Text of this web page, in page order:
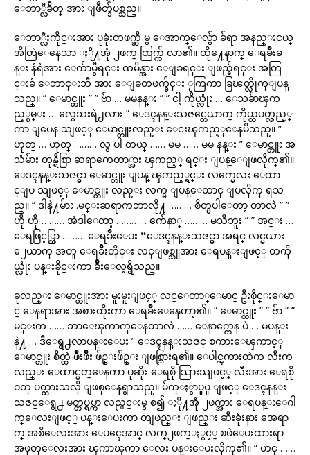
ေဘာ္လီခ်ိတ္ အား ျဖဳတ္ခ်ပစ္သည္။
ေဘာ္လီးကိုင္းအား ပုခုံးတဖက္ဆီ မွ ေအာက္ေလွ်ာ ခ်ရာ အနည္းငယ္
အိတြဲေနေသာ ႏို႔အုံ ၂ဖက္ ထြက္က် လာ၏။ ထို႔ေနာက္ ေရခ်ိဳးခ
န္း နံရံအား ေက်ာမွီရင္း ထမိန္အား ေျခရင္း ျဖည္ခ်ရင္း အတြ
င္းခံ ေဘာင္းဘီ အား ေျခတဖက္ခ်င္း ႂကြကာ ခြၽတ္လိုက္ျပန္
သည္။ ” ေမာင္တူး ” ” ဗ်ာ … မမနန္း ” ” ငါ့ ကိုယ္လုံး … ေသခ်ာၾက
ည့္စမ္း … လွေသးရဲ႕လား ” ေဒၚနန္းသဇင္တေယာက္ ကိုယ္တပတ္လွည့္
ကာ ျပေန သျဖင့္ ေမာင္တူးလည္း ေငးၾကည့္ေနမိသည္။ ”
ဟုတ္ … ဟုတ္ ……… လွ ပါ တယ္ …… မမ …… မမ နန္း ” ေမာင္တူး အ
သံမ်ား တုန္ရီစြာ ဆရာကေတာ္အား ၾကည့္ ရင္း ျပန္ေျဖလိုက္၏။
ေဒၚနန္းသဇင္မွာ ေမာင္တူး ျပန္ ၾကည့္ရင္း လက္မေလး ေထာ
င္ျပ သျဖင့္ ေမာင္တူး လည္း လက္မ ျပန္ေထာင္ ျပလိုက္ ရသ
ည္။ ” ဒါနဲ႔မ်ား .မင္းဆရာကဘာလို႔ ……… စိတ္မပါေတာ့ တာလဲ ” ”
ဟို ဟို ……… အဲဒါေတာ့ ………… က်ေနာ္ ……… မသိဘူး ” ” အင္း …
ေရဖြင့္ကြာ ……… ေရခ်ိဳးေပး “ေဒၚနန္းသဇင္မွာ အရင္ လင္မယား
၂ေယာက္ အတူ ေရခ်ိဳးတိုင္း လင္ျဖစ္သူအား ေရပန္းျဖင့္ တကို
ယ္လုံး ပန္းခိုင္းကာ ခ်ိဳးေလ့ရွိသည္။
ခုလည္း ေမာင္တူးအား မူးမူးျဖင့္ လင္ေတာ္ေမာင္ ဦးစိုင္းေမာ
င္ ေနရာအား အစားထိုးကာ ေရခ်ိဳးေနေတာ့၏။ ” ေမာင္တူး ” ” ဗ်ာ ” ”
မင္းက …… ဘာေၾကာက္ေနတာလဲ …… ေနာက္ကေန ပဲ … မပန္း
နဲ႔ … ဒီေရွ႕လာပန္းေပး ” ေဒၚနန္းသဇင္ စကားေၾကာင့္
ေမာင္တူး စိတ္ထဲ ဖ်ိဳးဖ်ိဳး ဖ်ဥ္းဖ်ဥ္း ျဖစ္သြားရ၏။ ေပါင္ၾကားထဲက လီးက
လည္း ေထာင္မတ္ေနကာ ပုဆိုး ေရစို သြားသျဖင့္ လီးအား ေရစို
ဝတ္ ပတ္ထားသလို ျဖစ္ေနရွာသည္။ မ်က္ႏွာပူပူ ျဖင့္ ေဒၚနန္း
သဇင္ေရွ႕ မတ္တပ္ရပ္ကာ လည္ပင္းမွ စ၍ ႏို႔အုံ ၂ဖက္အား ေရပန္းေဂါ
က္ေလးျဖင့္ ပန္းေပးကာ တျဖည္း ျဖည္း ဆီးခုံးနား အေရာ
က္ အစိေလးအား ေပၚေအာင္ လက္၂ဖက္ႏွင့္ ၿဖဲေပးထားရာ
အဖုတ္ေလးအား ၾကာၾကာ ေလး ပန္းေပးလိုက္၏။ ” ဟင္ ……